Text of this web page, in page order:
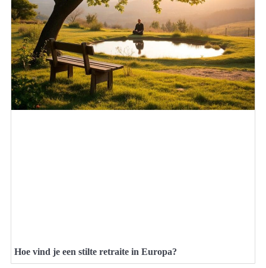
Hoe vind je een stilte retraite in Europa?